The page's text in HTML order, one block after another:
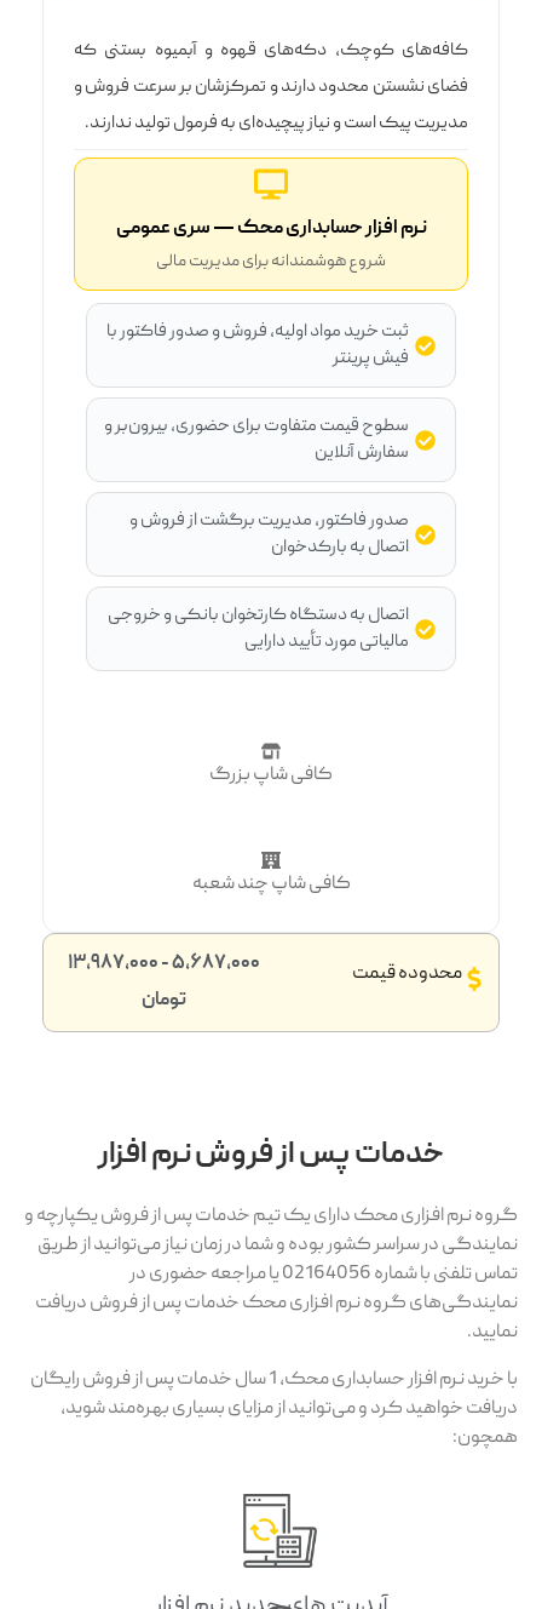
کافی شاپ بزرگ
کافی شاپ چند شعبه
کافه‌های کوچک، دکه‌های قهوه و آبمیوه بستنی که
فضای نشستن محدود دارند و تمرکزشان بر سرعت فروش و
مدیریت پیک است و نیاز پیچیده‌ای به فرمول تولید ندارند.
نرم افزار حسابداری محک — سری عمومی
شروع هوشمندانه برای مدیریت مالی
ثبت خرید مواد اولیه، فروش و صدور فاکتور با
فیش پرینتر
سطوح قیمت متفاوت برای حضوری، بیرون‌بر و
سفارش آنلاین
صدور فاکتور، مدیریت برگشت از فروش و
اتصال به بارکدخوان
اتصال به دستگاه کارتخوان بانکی و خروجی
مالیاتی مورد تأیید دارایی
محدوده قیمت
5,687,000 - 13,987,000
تومان
خدمات پس از فروش نرم افزار
گروه نرم افزاری محک دارای یک تیم خدمات پس از فروش یکپارچه و
نمایندگی در سراسر کشور بوده و شما در زمان نیاز می‌توانید از طریق
تماس تلفنی با شماره 02164056 یا مراجعه حضوری در
نمایندگی‌های گروه نرم افزاری محک خدمات پس از فروش دریافت
نمایید.
با خرید نرم افزار حسابداری محک، 1 سال خدمات پس از فروش رایگان
دریافت خواهید کرد و می‌توانید از مزایای بسیاری بهره‌مند شوید،
همچون: